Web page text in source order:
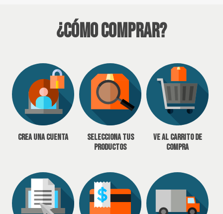
¿Cómo Comprar?
Crea una cuenta
Selecciona tus
productos
Ve al carrito de
compra